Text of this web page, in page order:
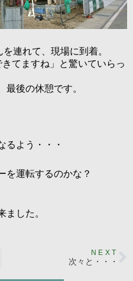
連れて、現場に到着。
てますね」と驚いていらっ
最後の休憩です。
るよう・・・
を運転するのかな？
ました。
NEXT
次々と・・・